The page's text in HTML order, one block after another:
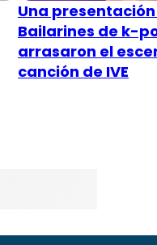
Una
Bailarines de k-
arrasaron el
canción de IVE